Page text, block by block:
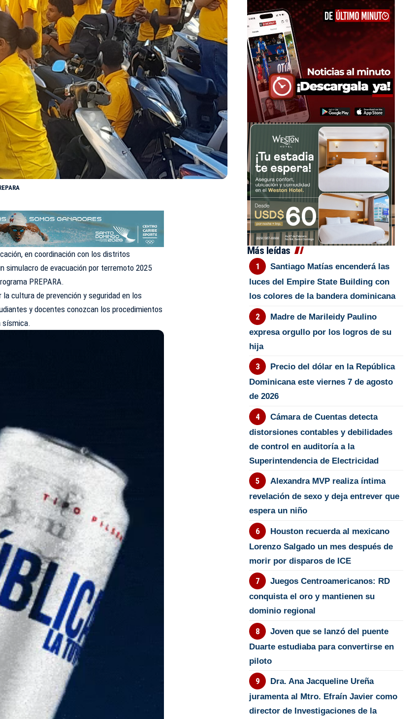
, en coordinación con los distritos
simulacro de evacuación por terremoto 2025
PREPARA.
cultura de prevención y seguridad en los
y docentes conozcan los procedimientos
sísmica.
Más leídas
Santiago Matías encenderá las
luces del Empire State Building con
los colores de la bandera dominicana
Madre de Marileidy Paulino
expresa orgullo por los logros de su
hija
Precio del dólar en la República
Dominicana este viernes 7 de agosto
de 2026
Cámara de Cuentas detecta
distorsiones contables y debilidades
de control en auditoría a la
Superintendencia de Electricidad
Alexandra MVP realiza íntima
revelación de sexo y deja entrever que
espera un niño
Houston recuerda al mexicano
Lorenzo Salgado un mes después de
morir por disparos de ICE
Juegos Centroamericanos: RD
conquista el oro y mantienen su
dominio regional
Joven que se lanzó del puente
Duarte estudiaba para convertirse en
piloto
Dra. Ana Jacqueline Ureña
juramenta al Mtro. Efraín Javier como
director de Investigaciones de la